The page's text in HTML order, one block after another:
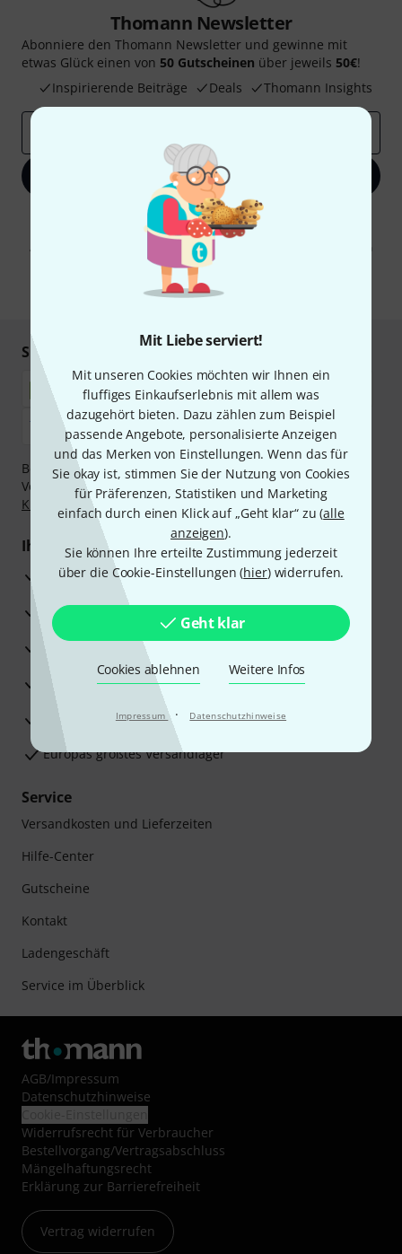
Mit Liebe serviert!
Mit unseren Cookies möchten wir Ihnen ein
fluffiges Einkaufserlebnis mit allem was
dazugehört bieten. Dazu zählen zum Beispiel
passende Angebote, personalisierte Anzeigen
und das Merken von Einstellungen. Wenn das für
Sie okay ist, stimmen Sie der Nutzung von Cookies
für Präferenzen, Statistiken und Marketing
einfach durch einen Klick auf „Geht klar“ zu (alle
anzeigen).
Sie können Ihre erteilte Zustimmung jederzeit
über die Cookie-Einstellungen (hier) widerrufen.
Geht klar
Cookies ablehnen Weitere Infos
Impressum · Datenschutzhinweise
Thomann Newsletter
Abonniere den Thomann Newsletter und gewinne mit
etwas Glück einen von 50 Gutscheinen über jeweils 50€!
Inspirierende Beiträge
Deals Thomann Insights
Jetzt anmelden
Mit Klick auf „Jetzt anmelden“ stimmen Sie dem Erhalt von E-Mail-
Werbung und einer Messung des E-Mail-Nutzungsverhaltens zu. Die
Abmeldung ist jederzeit möglich. Weitere Informationen finden Sie in
unseren
Datenschutzhinweisen
* Pflichtfeld
Sicher einkaufen & bezahlen
Bezahlen Sie vertraulich und sicher per Nachnahme,
Vorkasse, PayPal, Amazon Pay, Klarna Sofort bezahlen
Klarna Ratenzahlungoder Kreditkarte.
Ihre Vorteile
3 Jahre Thomann Garantie
30 Tage Money-Back-Garantie
Reparaturservice
Beratung durch Fachexperten
Zufriedenheitsgarantie
Europas größtes Versandlager
Service
Versandkosten und Lieferzeiten
Hilfe-Center
Gutscheine
Kontakt
Ladengeschäft
Service im Überblick
AGB/Impressum
Datenschutzhinweise
Widerrufsrecht für Verbraucher
Bestellvorgang/Vertragsabschluss
Mängelhaftungsrecht
Erklärung zur Barrierefreiheit
Vertrag widerrufen